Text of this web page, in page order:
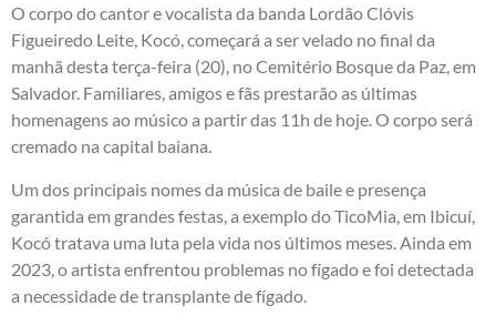
O corpo do cantor e vocalista da banda Lordão Clóvis
Figueiredo Leite, Kocó, começará a ser velado no final da
manhã desta terça-feira (20), no Cemitério Bosque da Paz, em
Salvador. Familiares, amigos e fãs prestarão as últimas
homenagens ao músico a partir das 11h de hoje. O corpo será
cremado na capital baiana.
Um dos principais nomes da música de baile e presença
garantida em grandes festas, a exemplo do TicoMia, em Ibicuí,
Kocó tratava uma luta pela vida nos últimos meses. Ainda em
2023, o artista enfrentou problemas no fígado e foi detectada
a necessidade de transplante de fígado.